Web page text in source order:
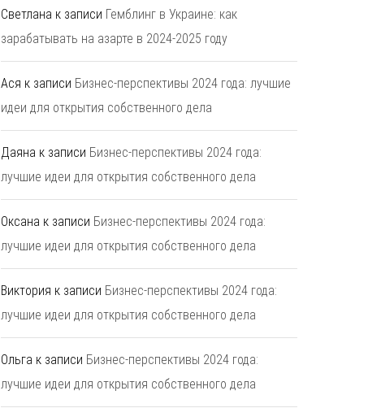
Светлана к записи Гемблинг в Украине: как
зарабатывать на азарте в 2024-2025 году
Ася к записи Бизнес-перспективы 2024 года: лучшие
идеи для открытия собственного дела
Даяна к записи Бизнес-перспективы 2024 года:
лучшие идеи для открытия собственного дела
Оксана к записи Бизнес-перспективы 2024 года:
лучшие идеи для открытия собственного дела
Виктория к записи Бизнес-перспективы 2024 года:
лучшие идеи для открытия собственного дела
Ольга к записи Бизнес-перспективы 2024 года:
лучшие идеи для открытия собственного дела